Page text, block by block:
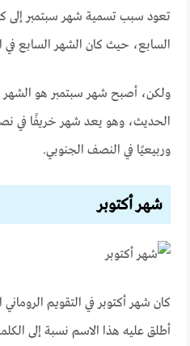
تعود سبب تسمية شهر سبتمبر إلى
السابع، حيث كان الشهر السابع في
ولكن، أصبح شهر سبتمبر هو الشهر
الحديث، وهو يعد شهر خريفًا في
وربيعيًا في النصف الجنوبي.
شهر أكتوبر
كان شهر أكتوبر في التقويم
أطلق عليه هذا الاسم نسبة إلى